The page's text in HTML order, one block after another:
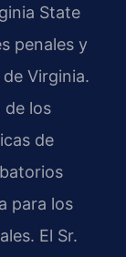
State
penales y
Virginia.
de los
de
para los
El Sr.